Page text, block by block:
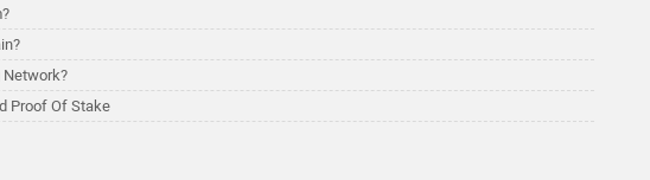
Network?
Proof Of Stake